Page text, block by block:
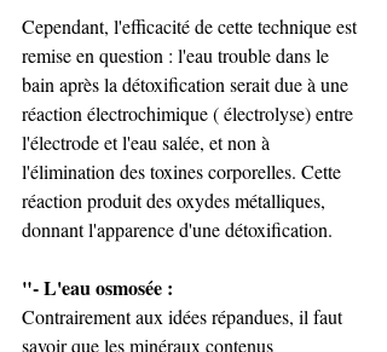
Cependant, l'efficacité de cette technique est
remise en question : l'eau trouble dans le
bain après la détoxification serait due à une
réaction électrochimique ( électrolyse) entre
l'électrode et l'eau salée, et non à
l'élimination des toxines corporelles. Cette
réaction produit des oxydes métalliques,
donnant l'apparence d'une détoxification.
"- L'eau osmosée :
Contrairement aux idées répandues, il faut
savoir que les minéraux contenus